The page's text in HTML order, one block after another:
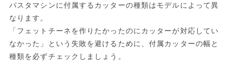
パスタマシンに付属するカッターの種類はモデルによって異
なります。
「フェットチーネを作りたかったのにカッターが対応してい
なかった」という失敗を避けるために、付属カッターの幅と
種類を必ずチェックしましょう。